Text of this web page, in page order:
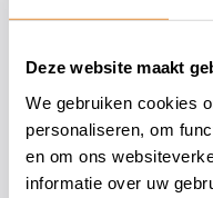
Deze website maakt
We gebruiken cookies
personaliseren, om
en om ons
informatie over uw
157 klanten geven